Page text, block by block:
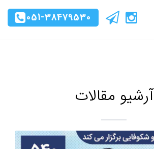
051-38479530
آرشیو مقالات